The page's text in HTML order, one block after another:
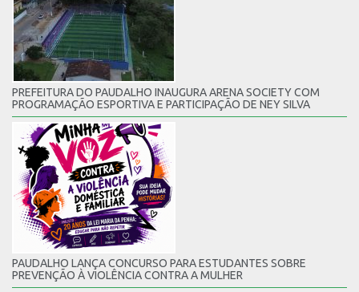
PREFEITURA DO PAUDALHO INAUGURA ARENA SOCIETY COM
PROGRAMAÇÃO ESPORTIVA E PARTICIPAÇÃO DE NEY SILVA
PAUDALHO LANÇA CONCURSO PARA ESTUDANTES SOBRE
PREVENÇÃO À VIOLÊNCIA CONTRA A MULHER